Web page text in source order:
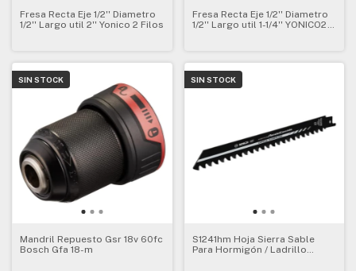
Fresa Recta Eje 1/2'' Diametro
1/2'' Largo util 2'' Yonico 2 Filos
Fresa Recta Eje 1/2'' Diametro
1/2'' Largo util 1-1/4'' YONICO2
SIN STOCK
Mandril Repuesto Gsr 18v 60fc
Bosch Gfa 18-m
SIN STOCK
S1241hm Hoja Sierra Sable
Para Hormigón / Ladrillo